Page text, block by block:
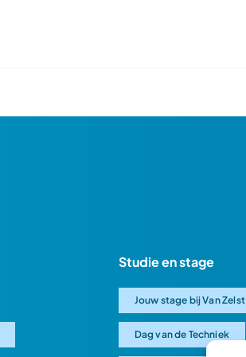
Studie en stage
Jouw stage bij Van Zelst
Dag van de Techniek